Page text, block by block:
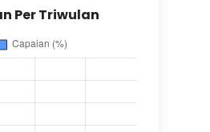
Per Triwulan